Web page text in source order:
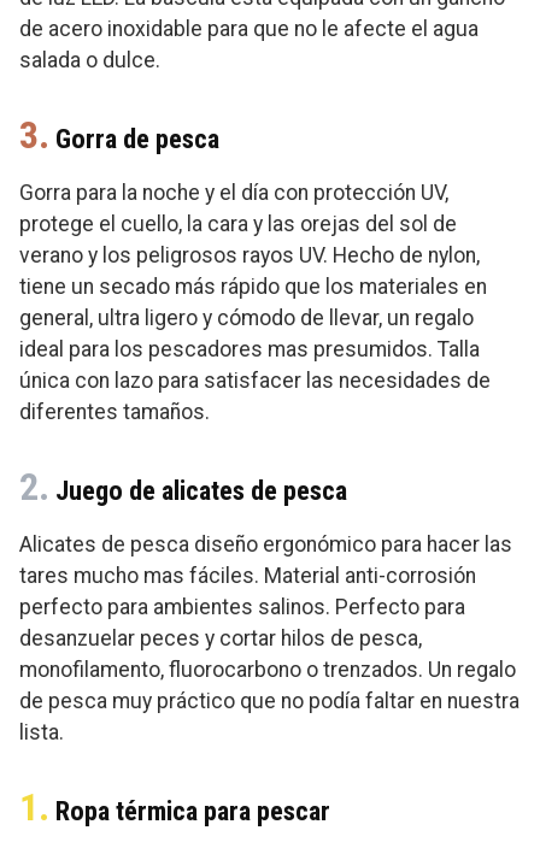
de acero inoxidable para que no le afecte el agua
salada o dulce.
3. Gorra de pesca
Gorra para la noche y el día con protección UV,
protege el cuello, la cara y las orejas del sol de
verano y los peligrosos rayos UV. Hecho de nylon,
tiene un secado más rápido que los materiales en
general, ultra ligero y cómodo de llevar, un regalo
ideal para los pescadores mas presumidos. Talla
única con lazo para satisfacer las necesidades de
diferentes tamaños.
2. Juego de alicates de pesca
Alicates de pesca diseño ergonómico para hacer las
tares mucho mas fáciles. Material anti-corrosión
perfecto para ambientes salinos. Perfecto para
desanzuelar peces y cortar hilos de pesca,
monofilamento, fluorocarbono o trenzados. Un regalo
de pesca muy práctico que no podía faltar en nuestra
lista.
1. Ropa térmica para pescar